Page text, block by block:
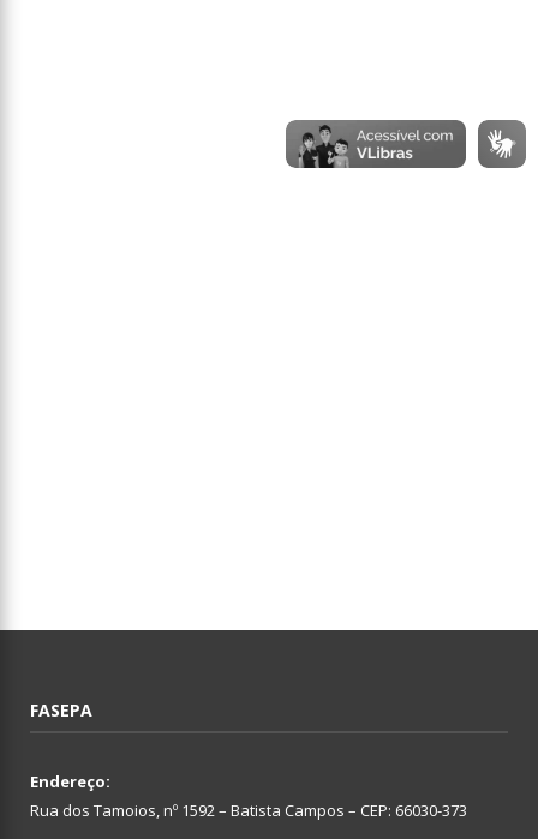
FASEPA
Endereço:
Rua dos Tamoios, nº 1592 – Batista Campos – CEP: 66030-373